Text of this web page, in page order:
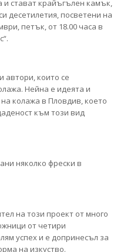
стават крайъгълен камък,
десетилетия, посветени на
петък, от 18.00 часа в
автори, които се
Нейна е идеята и
колажа в Пловдив, което
към този вид
няколко фрески в
на този проект от много
от четири
успех и е допринесъл за
на изкуство.